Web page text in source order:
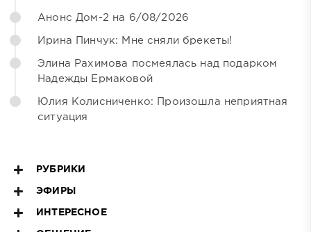
Анонс Дом-2 на 6/08/2026
Ирина Пинчук: Мне сняли брекеты!
Элина Рахимова посмеялась над подарком
Надежды Ермаковой
Юлия Колисниченко: Произошла неприятная
ситуация
РУБРИКИ
ЭФИРЫ
ИНТЕРЕСНОЕ